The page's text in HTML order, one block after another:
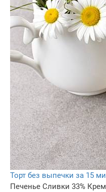
Торт без выпечки за 15
Печенье Сливки 33%